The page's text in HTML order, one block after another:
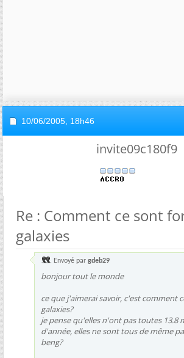
10/06/2005, 18h46
invite09c180f9
Re : Comment ce sont
galaxies
Envoyé par gdeb29
bonjour tout le monde
ce que j'aimerai savoir, c'est comment
galaxies?
je pense qu'elles n'ont pas toutes 13.8
d'année, elles ne sont tous de même
beng?